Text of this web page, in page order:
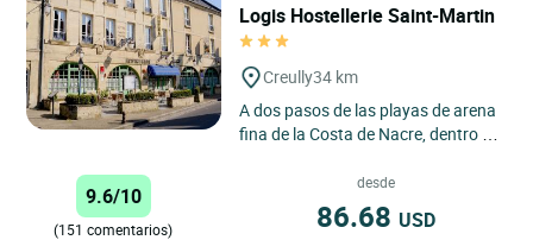
Logis Hostellerie Saint-Martin
Creully34 km
A dos pasos de las playas de arena
fina de la Costa de Nacre, dentro de
hostal “Saint-Martin"...
9.6/10
(151 comentarios)
desde
86.68 USD